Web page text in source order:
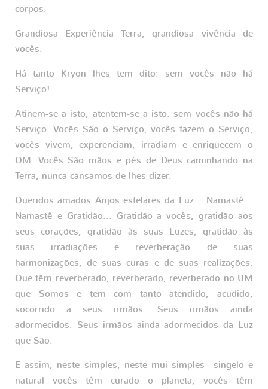
corpos.
Grandiosa Experiência Terra, grandiosa vivência de
vocês.
Há tanto Kryon lhes tem dito: sem vocês não há
Serviço!
Atinem-se a isto, atentem-se a isto: sem vocês não há
Serviço. Vocês São o Serviço, vocês fazem o Serviço,
vocês vivem, experenciam, irradiam e enriquecem o
OM. Vocês São mãos e pés de Deus caminhando na
Terra, nunca cansamos de lhes dizer.
Queridos amados Anjos estelares da Luz... Namastê...
Namastê e Gratidão... Gratidão a vocês, gratidão aos
seus corações, gratidão às suas Luzes, gratidão às
suas irradiações e reverberação de suas
harmonizações, de suas curas e de suas realizações.
Que têm reverberado, reverberado, reverberado no UM
que Somos e tem com tanto atendido, acudido,
socorrido a seus irmãos. Seus irmãos ainda
adormecidos. Seus irmãos ainda adormecidos da Luz
que São.
E assim, neste simples, neste mui simples singelo e
natural vocês têm curado o planeta, vocês têm